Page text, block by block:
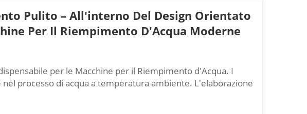
Pulito – All'interno Del Design Orientato
Per Il Riempimento D'Acqua Moderne
per le Macchine per il Riempimento d'Acqua. I
processo di acqua a temperatura ambiente. L'elaborazione
fornisce ai microbi tutto ciò di cui hanno bisogno per
la maggior parte dei microrganismi dannosi...